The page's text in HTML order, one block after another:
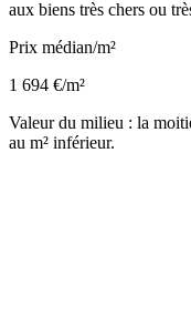
aux biens très chers ou
Prix médian/m²
1 694 €/m²
Valeur du milieu : la
au m² inférieur.